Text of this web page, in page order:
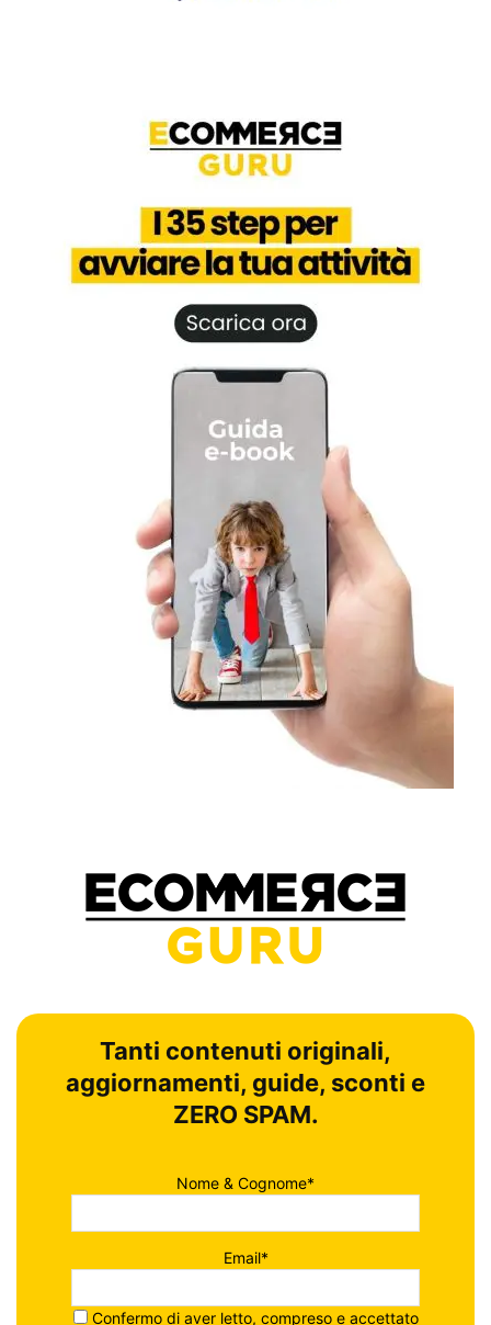
Tanti contenuti originali,
aggiornamenti, guide, sconti e
ZERO SPAM.
Nome & Cognome*
Email*
Confermo di aver letto, compreso e accettato